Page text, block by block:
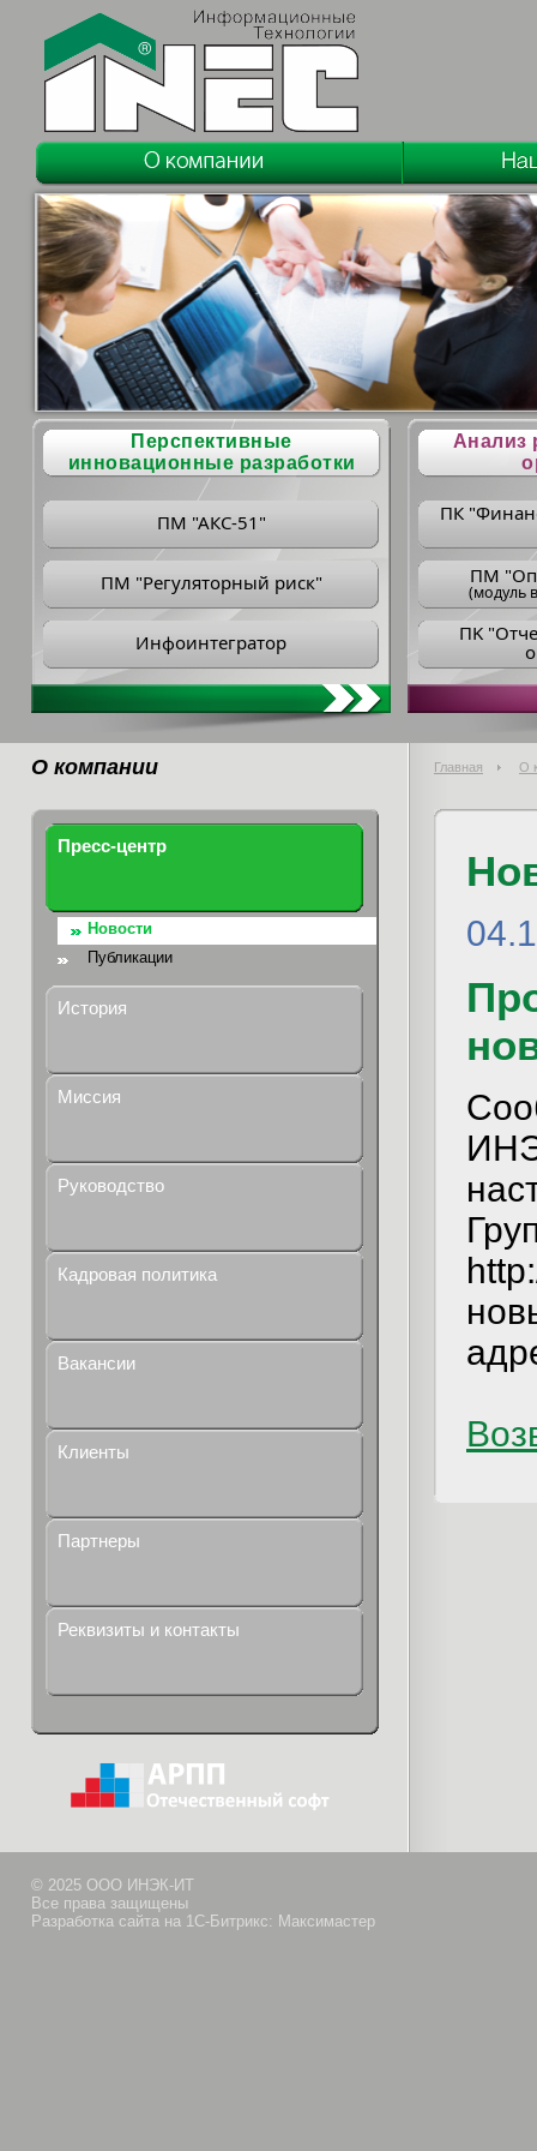
Перспективные
инновационные разработки
ПМ "АКС-51"
ПМ "Регуляторный риск"
Инфоинтегратор
Анализ
ПК
ПM
(модуль
ПK
О компании Главная О
Пресс-центр
Новости
Публикации
История
Миссия
Руководство
Кадровая политика
Вакансии
Клиенты
Партнеры
Реквизиты и контакты
© 2025 ООО ИНЭК-ИТ
Все права защищены
Разработка сайта на 1С-Битрикс: Максимастер